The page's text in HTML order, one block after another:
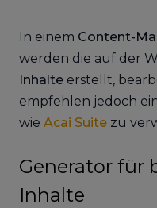
In einem Content-
werden die auf der
Inhalte erstellt,
empfehlen jedoch
wie Acai Suite zu
Generator für
Inhalte